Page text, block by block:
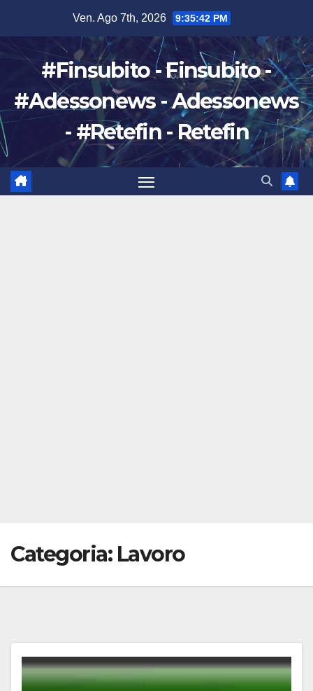
contenuto
Ven. Ago 7th, 2026 9:35:43 PM
#Finsubito - Finsubito -
#Adessonews - Adessonews
- #Retefin - Retefin
Categoria: Lavoro